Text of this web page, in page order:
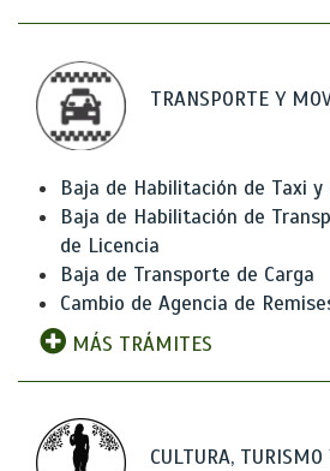
TRANSPORTE Y
Baja de Habilitación de Taxi y
Baja de Habilitación de
de Licencia
Baja de Transporte de Carga
Cambio de Agencia de
MÁS TRÁMITES
CULTURA, TURISMO